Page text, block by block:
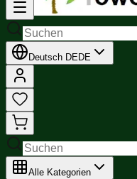
Deutsch DEDE
Alle Kategorien